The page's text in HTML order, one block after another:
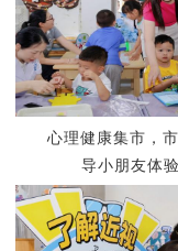
心理健康集市，
导小朋友体